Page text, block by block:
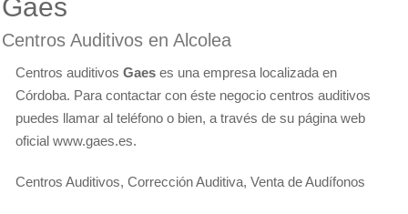
Gaes
Centros Auditivos en Alcolea
Centros auditivos Gaes es una empresa localizada en
Córdoba. Para contactar con éste negocio centros auditivos
puedes llamar al teléfono o bien, a través de su página web
oficial www.gaes.es.
Centros Auditivos, Corrección Auditiva, Venta de Audífonos